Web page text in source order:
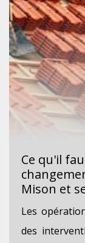
Ce qu'il
Mison et
Les
des